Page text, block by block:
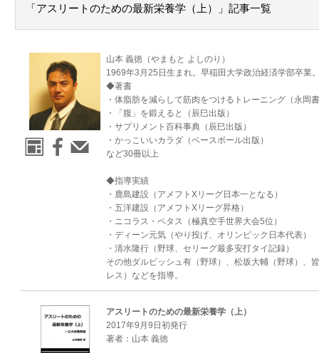
「アスリートのための最新栄養学（上）」記事一覧
山本 義徳（やまもと よしのり）
1969年3月25日生まれ。早稲田大学政治経済学部卒業
◆著書
・体脂肪を減らして筋肉をつけるトレーニング（永岡
・「腹」を鍛えると（辰巳出版）
・サプリメント百科事典（辰巳出版）
・かっこいいカラダ（ベースボール出版）
など30冊以上
◆指導実績
・鹿島建設（アメフトXリーグ日本一となる）
・五洋建設（アメフトXリーグ昇格）
・ニコラス・ペタス（極真空手世界大会5位）
・ディーン元気（やり投げ、オリンピック日本代表）
・清水隆行（野球、セリーグ最多安打タイ記録）
その他ダルビッシュ有（野球）、松坂大輔（野球）、
レス）などを指導。
アスリートのための最新栄養学（上）
2017年9月9日初発行
著者：山本 義徳